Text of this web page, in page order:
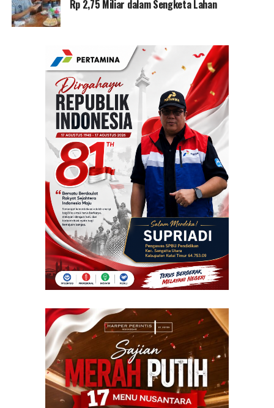
Rp 2,75 Miliar dalam Sengketa Lahan